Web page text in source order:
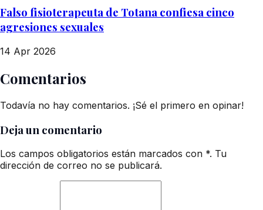
Falso fisioterapeuta de Totana confiesa cinco
agresiones sexuales
14 Apr 2026
Comentarios
Todavía no hay comentarios. ¡Sé el primero en opinar!
Deja un comentario
Los campos obligatorios están marcados con *. Tu
dirección de correo no se publicará.